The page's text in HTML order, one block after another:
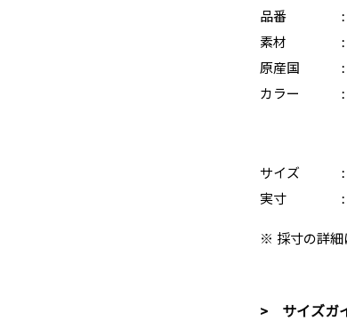
品番 :
素材
:
原産国
:
カラー
:
サイズ
:
実寸
:
※ 採寸の詳細
> サイズガ